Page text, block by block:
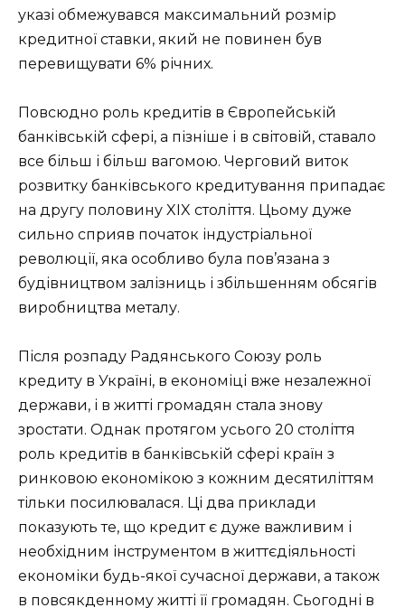
указі обмежувався максимальний розмір
кредитної ставки, який не повинен був
перевищувати 6% річних.
Повсюдно роль кредитів в Європейській
банківській сфері, а пізніше і в світовій, ставало
все більш і більш вагомою. Черговий виток
розвитку банківського кредитування припадає
на другу половину XIX століття. Цьому дуже
сильно сприяв початок індустріальної
революції, яка особливо була пов’язана з
будівництвом залізниць і збільшенням обсягів
виробництва металу.
Після розпаду Радянського Союзу роль
кредиту в Україні, в економіці вже незалежної
держави, і в житті громадян стала знову
зростати. Однак протягом усього 20 століття
роль кредитів в банківській сфері країн з
ринковою економікою з кожним десятиліттям
тільки посилювалася. Ці два приклади
показують те, що кредит є дуже важливим і
необхідним інструментом в життєдіяльності
економіки будь-якої сучасної держави, а також
в повсякденному житті її громадян. Сьогодні в